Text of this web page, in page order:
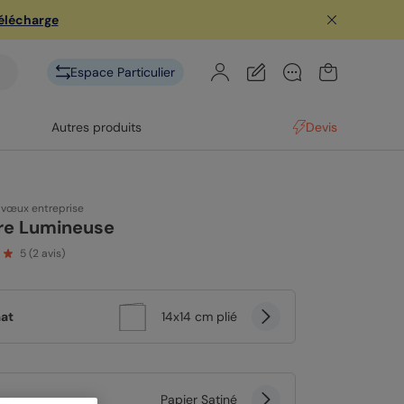
Espace Particulier
Autres produits Devis
entreprise
Lumineuse
5(2 avis)
14x14 cm plié
Papier Satiné